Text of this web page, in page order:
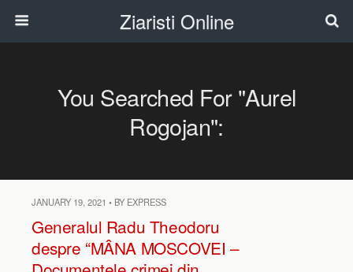
Ziaristi Online
You Searched For "Aurel
Rogojan":
JANUARY 19, 2021 • BY EXPRESS
Generalul Radu Theodoru
despre “MÂNA MOSCOVEI –